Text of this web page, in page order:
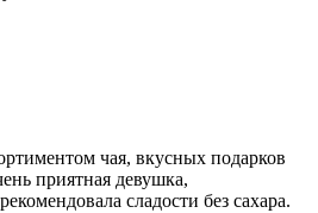
чая, вкусных подарков
приятная девушка,
сладости без сахара.